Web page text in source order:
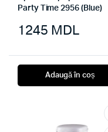
Party Time 2956 (Blue)
1245 MDL
Adaugă în coș